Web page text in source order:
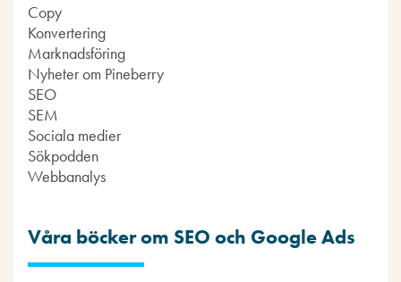
Copy
Konvertering
Marknadsföring
Nyheter om Pineberry
SEO
SEM
Sociala medier
Sökpodden
Webbanalys
Våra böcker om SEO och Google Ads